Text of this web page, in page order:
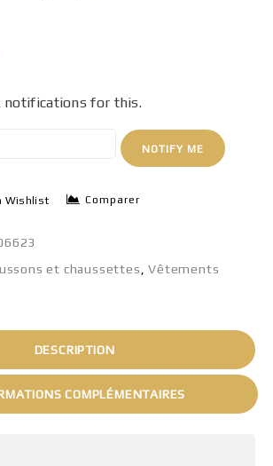
notifications for this.
NOTIFY ME
Wishlist Comparer
et chaussettes ,Vêtements
DESCRIPTION
COMPLÉMENTAIRES